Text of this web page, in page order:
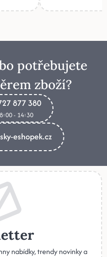
potřebujete
zboží?
877 380
- 14:30
eshopek.cz
nabídky, trendy novinky a